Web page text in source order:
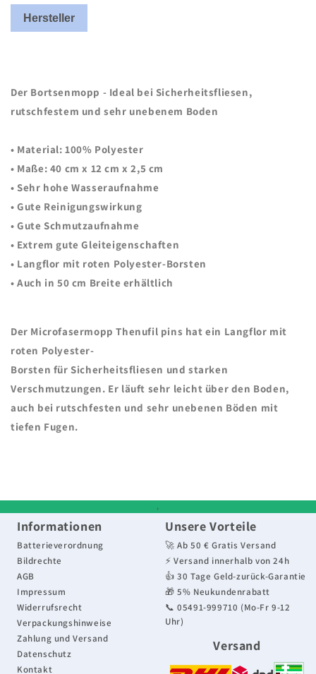
40
cm
Hersteller
Der Bortsenmopp - Ideal bei Sicherheitsfliesen,
rutschfestem und sehr unebenem Boden
• Material:100% Polyester
• Maße: 40 cm x 12 cm x 2,5 cm
• Sehr hohe Wasseraufnahme
• Gute Reinigungswirkung
• Gute Schmutzaufnahme
• Extrem gute Gleiteigenschaften
• Langflor mit roten Polyester-Borsten
• Auch in 50 cm Breite erhältlich
Der MicrofasermoppThenufil pins hat ein Langflor mit
roten Polyester-
Borsten fürSicherheitsfliesen undstarken
Verschmutzungen. Er läuft sehr leicht über den Boden,
auch bei rutschfesten und sehr unebenen Böden mit
tiefen Fugen.
,
Informationen
Batterieverordnung
Bildrechte
AGB
Impressum
Widerrufsrecht
Verpackungshinweise
Zahlung und Versand
Datenschutz
Kontakt
Unsere Vorteile
🚀 Ab 50 € Gratis Versand
⚡ Versand innerhalb von 24h
👍 30 Tage Geld-zurück-Garantie
🎁 5% Neukundenrabatt
📞 05491-999710 (Mo-Fr 9-12
Uhr)
Versand